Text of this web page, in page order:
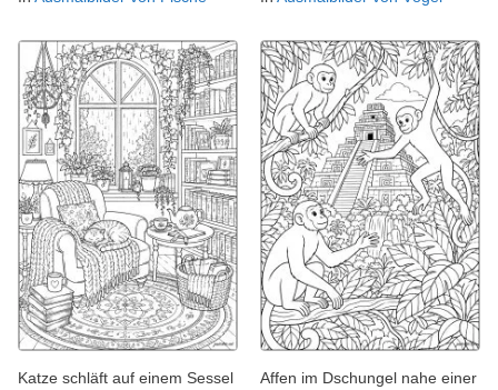
Katze schläft auf einem Sessel
Affen im Dschungel nahe einer